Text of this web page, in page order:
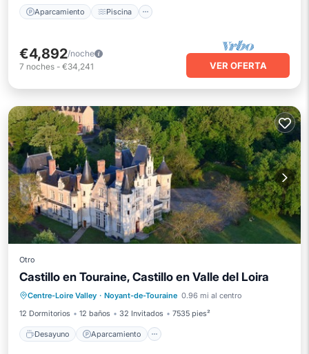
Aparcamiento Piscina
€4,892/noche
7 noches - €34,241 VER OFERTA
Otro
Castillo en Touraine, Castillo en Valle del Loira
Centre-Loire Valley · Noyant-de-Touraine 0.96 mi al centro
12 Dormitorios
12 baños 32 Invitados 7535 pies²
Desayuno Aparcamiento
Desayuno
Aparcamiento
Balcón/Terraza
Cocina